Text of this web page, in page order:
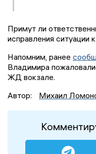
Примут ли
исправления ситуации
Напомним, ранее
Владимира
ЖД вокзале.
Автор:
Михаил